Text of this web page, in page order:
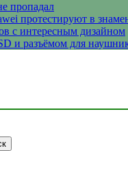
пропадал
протестируют в
с интересным дизайном
и разъёмом для